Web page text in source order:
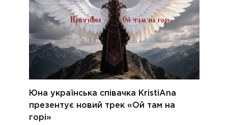
Юна українська співачка KristiAna
презентує новий трек «Ой там на
горі»